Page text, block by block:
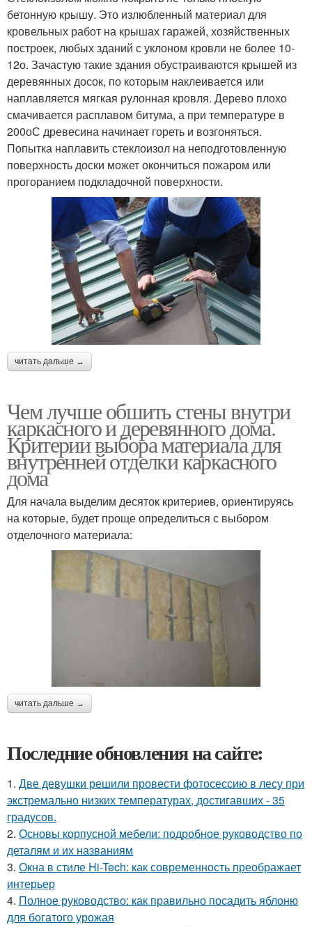
бетонную крышу. Это излюбленный материал для
кровельных работ на крышах гаражей, хозяйственных
построек, любых зданий с уклоном кровли не более 10-
12о. Зачастую такие здания обустраиваются крышей из
деревянных досок, по которым наклеивается или
наплавляется мягкая рулонная кровля. Дерево плохо
смачивается расплавом битума, а при температуре в
200оС древесина начинает гореть и возгоняться.
Попытка наплавить стеклоизол на неподготовленную
поверхность доски может окончиться пожаром или
прогоранием подкладочной поверхности.
читать дальше →
Чем лучше обшить стены внутри
каркасного и деревянного дома.
Критерии выбора материала для
внутренней отделки каркасного
дома
Для начала выделим десяток критериев, ориентируясь
на которые, будет проще определиться с выбором
отделочного материала:
читать дальше →
Последние обновления на сайте:
1. Две девушки решили провести фотосессию в лесу при
экстремально низких температурах, достигавших - 35
градусов.
2. Основы корпусной мебели: подробное руководство по
деталям и их названиям
3. Окна в стиле Hi-Tech: как современность преображает
интерьер
4. Полное руководство: как правильно посадить яблоню
для богатого урожая